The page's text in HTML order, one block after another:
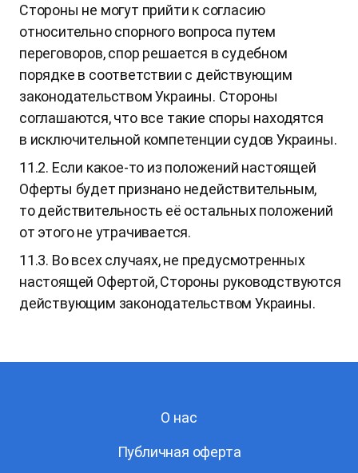
Стороны не могут прийти к согласию
относительно спорного вопроса путем
переговоров, спор решается в судебном
порядке в соответствии с действующим
законодательством Украины. Стороны
соглашаются, что все такие споры находятся
в исключительной компетенции судов Украины.
11.2. Если какое-то из положений настоящей
Оферты будет признано недействительным,
то действительность её остальных положений
от этого не утрачивается.
11.3. Во всех случаях, не предусмотренных
настоящей Офертой, Стороны руководствуются
действующим законодательством Украины.
О нас
Публичная оферта